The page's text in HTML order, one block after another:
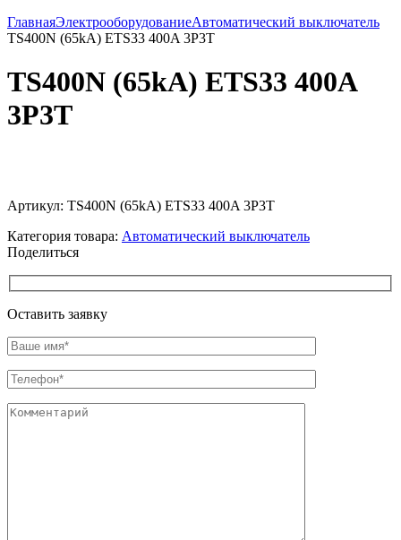
ГлавнаяЭлектрооборудованиеАвтоматический выключатель
TS400N (65kA) ETS33 400A 3P3T
TS400N (65kA) ETS33 400A
3P3T
Артикул: TS400N (65kA) ETS33 400A 3P3T
Категория товара: Автоматический выключатель
Поделиться
Оставить заявку